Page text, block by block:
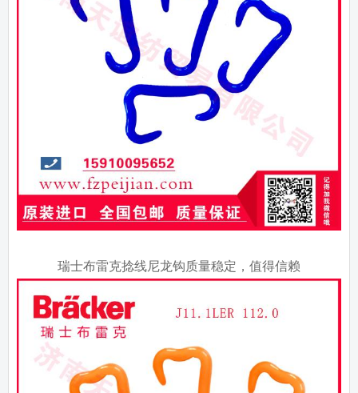
瑞士布雷克捻线尼龙钩质量稳定，值得信赖